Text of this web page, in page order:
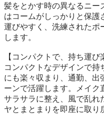
髪をとかす時の異なるニー
はコームがしっかりと保護
運びやすく、洗練されたポ
します。
【コンパクトで、持ち運び
コンパクトなデザインで
にも楽々収まり、通勤、出
ーンで活躍します。メイク
サラサラに整え、風で乱れ
ヤとまとまりを即座に取り